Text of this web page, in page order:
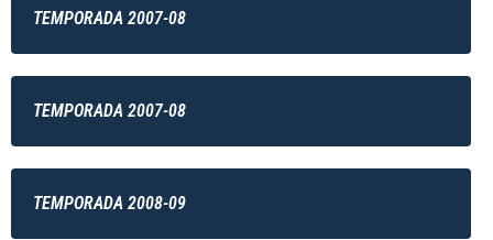
TEMPORADA 2007-08
TEMPORADA 2007-08
TEMPORADA 2008-09